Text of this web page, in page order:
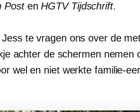
PostenHGTV Tijdschrift.
te vragen ons over de
achter de schermen nemen
wel en niet werkte familie-